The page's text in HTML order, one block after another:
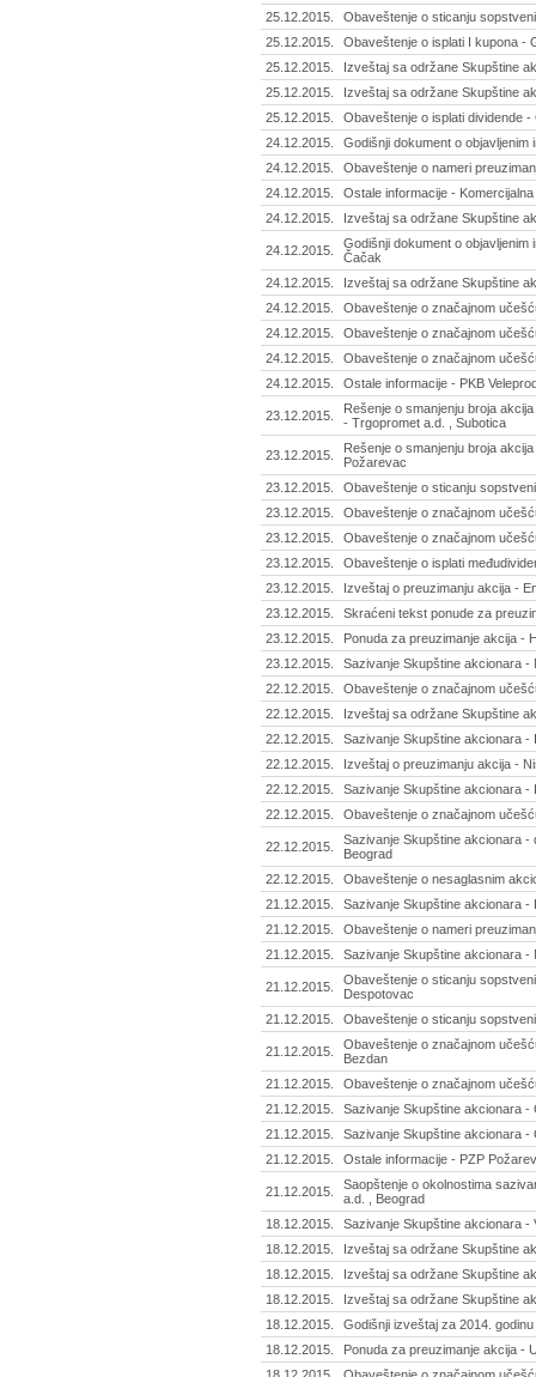
25.12.2015.
Obaveštenje o sticanju
25.12.2015.
Obaveštenje o isplati I kupona -
25.12.2015.
Izveštaj sa održane Skupštine
25.12.2015.
Izveštaj sa održane Skupštine
25.12.2015.
Obaveštenje o isplati dividende
24.12.2015.
Godišnji dokument o objavljenim
24.12.2015.
Obaveštenje o nameri
24.12.2015.
Ostale informacije -
24.12.2015.
Izveštaj sa održane Skupštine
24.12.2015.
Godišnji dokument o
Čačak
24.12.2015.
Izveštaj sa održane Skupštine
24.12.2015.
Obaveštenje o značajnom
24.12.2015.
Obaveštenje o značajnom
24.12.2015.
Obaveštenje o značajnom
24.12.2015.
Ostale informacije - PKB
23.12.2015.
Rešenje o smanjenju broja
- Trgopromet a.d. , Subotica
23.12.2015.
Rešenje o smanjenju broja
Požarevac
23.12.2015.
Obaveštenje o sticanju
23.12.2015.
Obaveštenje o značajnom
23.12.2015.
Obaveštenje o značajnom
23.12.2015.
Obaveštenje o isplati
23.12.2015.
Izveštaj o preuzimanju akcija -
23.12.2015.
Skraćeni tekst ponude za
23.12.2015.
Ponuda za preuzimanje akcija -
23.12.2015.
Sazivanje Skupštine akcionara -
22.12.2015.
Obaveštenje o značajnom
22.12.2015.
Izveštaj sa održane Skupštine
22.12.2015.
Sazivanje Skupštine akcionara
22.12.2015.
Izveštaj o preuzimanju akcija -
22.12.2015.
Sazivanje Skupštine akcionara -
22.12.2015.
Obaveštenje o značajnom
22.12.2015.
Sazivanje Skupštine akcionara -
Beograd
22.12.2015.
Obaveštenje o nesaglasnim
21.12.2015.
Sazivanje Skupštine akcionara -
21.12.2015.
Obaveštenje o nameri
21.12.2015.
Sazivanje Skupštine akcionara -
21.12.2015.
Obaveštenje o sticanju
Despotovac
21.12.2015.
Obaveštenje o sticanju
21.12.2015.
Obaveštenje o značajnom
Bezdan
21.12.2015.
Obaveštenje o značajnom
21.12.2015.
Sazivanje Skupštine akcionara -
21.12.2015.
Sazivanje Skupštine akcionara -
21.12.2015.
Ostale informacije - PZP
21.12.2015.
Saopštenje o okolnostima
a.d. , Beograd
18.12.2015.
Sazivanje Skupštine akcionara -
18.12.2015.
Izveštaj sa održane Skupštine
18.12.2015.
Izveštaj sa održane Skupštine
18.12.2015.
Izveštaj sa održane Skupštine
18.12.2015.
Godišnji izveštaj za 2014.
18.12.2015.
Ponuda za preuzimanje akcija -